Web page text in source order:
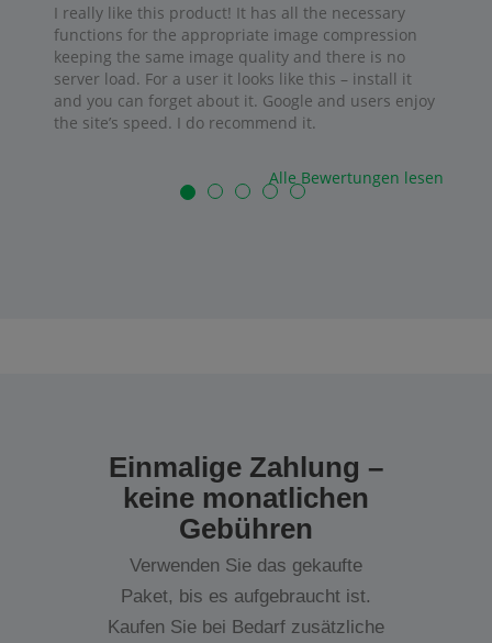
I really like this product! It has all the necessary
functions for the appropriate image compression
keeping the same image quality and there is no
server load. For a user it looks like this – install it
and you can forget about it. Google and users enjoy
the site’s speed. I do recommend it.
Alle Bewertungen lesen
Einmalige Zahlung –
keine monatlichen
Gebühren
Verwenden Sie das gekaufte
Paket, bis es aufgebraucht ist.
Kaufen Sie bei Bedarf zusätzliche